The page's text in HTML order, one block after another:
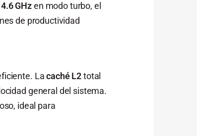
4.6 GHzen modo turbo, el
de productividad
Lacaché L2total
general del sistema.
ideal para